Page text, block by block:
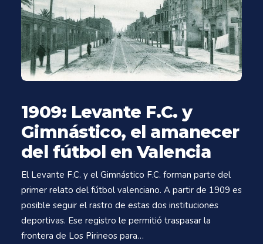
Search
1909: Levante F.C. y
Gimnástico, el amanecer
del fútbol en Valencia
El Levante F.C. y el Gimnástico F.C. forman parte del
primer relato del fútbol valenciano. A partir de 1909 es
posible seguir el rastro de estas dos instituciones
deportivas. Ese registro le permitió traspasar la
frontera de Los Pirineos para…